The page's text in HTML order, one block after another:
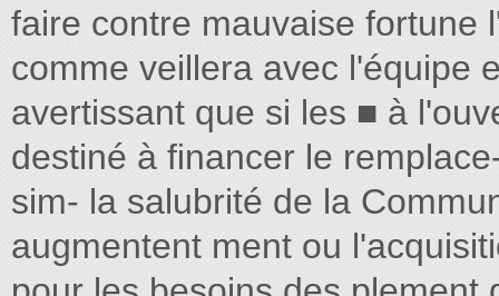
faire contre mauvaise fortune
comme veillera avec l'équipe
avertissant que si les ■ à
destiné à ﬁnancer le
sim- la salubrité de la
augmentent ment ou